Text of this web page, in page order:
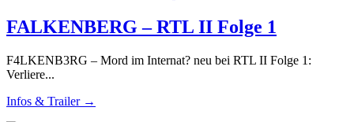
FALKENBERG – RTL II Folge 1
F4LKENB3RG – Mord im Internat? neu bei RTL II Folge 1:
Verliere...
Infos & Trailer →